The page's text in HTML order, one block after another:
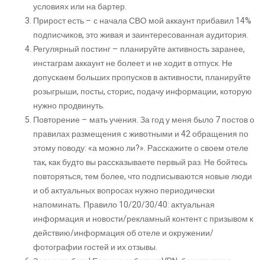
условиях или на бартер.
Прирост есть – с начала СВО мой аккаунт прибавил 14%
подписчиков, это живая и заинтересованная аудитория.
Регулярный постинг – планируйте активность заранее,
инстаграм аккаунт не болеет и не ходит в отпуск. Не
допускаем больших пропусков в активности, планируйте
розыгрыши, посты, сторис, подачу информации, которую
нужно продвинуть.
Повторение – мать учения. За год у меня было 7 постов о
правилах размещения с животными и 42 обращения по
этому поводу: «а можно ли?». Расскажите о своем отеле
так, как будто вы рассказываете первый раз. Не бойтесь
повторяться, тем более, что подписываются новые люди
и об актуальных вопросах нужно периодически
напоминать. Правило 10/20/30/40: актуальная
информация и новости/рекламный контент с призывом к
действию/информация об отеле и окружении/
фотографии гостей и их отзывы.